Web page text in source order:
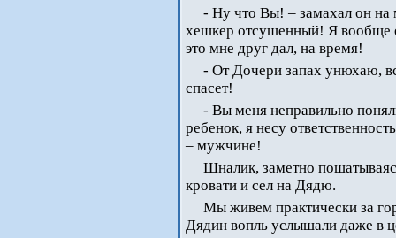
- Ну что Вы! – замахал он на
хешкер отсушенный! Я вообще
это мне друг дал, на время!
- От Дочери запах унюхаю,
спасет!
- Вы меня неправильно
ребенок, я несу
– мужчине!
Шналик, заметно
кровати и сел на Дядю.
Мы живем практически за
Дядин вопль услышали даже в